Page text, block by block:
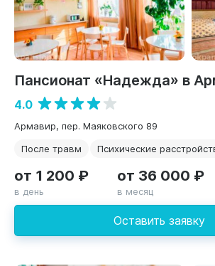
Пансионат «Надежда» в
4.0
Армавир, пер. Маяковского 89
После травм
Психические
Оставить заявку
от 1 200 ₽
в день
от 36 000 ₽
в месяц